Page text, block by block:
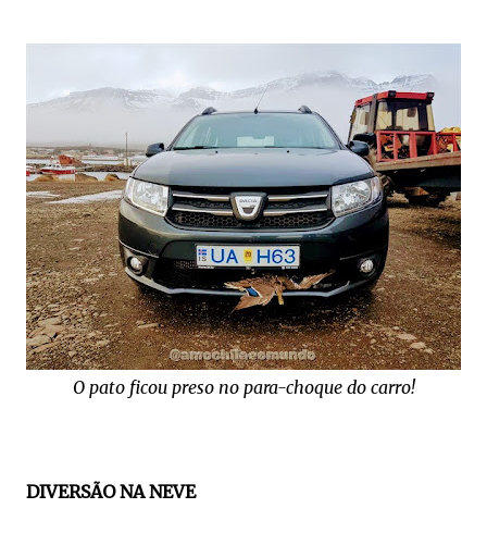
O pato ficou preso no para-choque do carro!
DIVERSÃO NA NEVE